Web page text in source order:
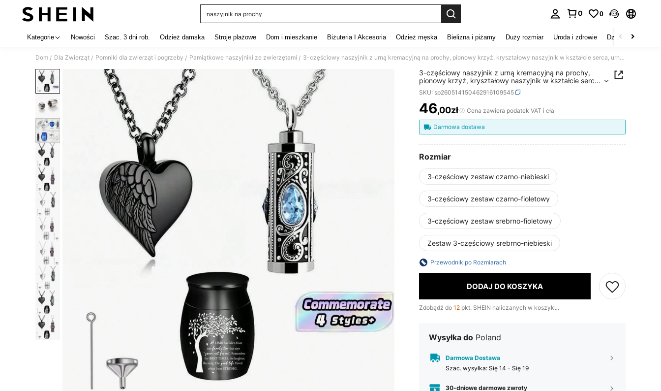
naszyjnik na prochy
0 0
Kategorie Nowości Szac. 3 dni rob. Odzież damska Stroje plażowe Dom i mieszkanie Biżuteria I Akcesoria Odzież męska Bielizna i piżamy Duży rozmiar Uroda i zdrowie Dzieci
Dom / Dla Zwierząt / Pomniki dla zwierząt i pogrzeby / Pamiątkowe naszyjniki ze zwierzętami / 3-częściowy naszyjnik z urną kremacyjną na prochy, pionowy krzyż, kryształowy naszyjnik w kształcie serca, urna ze stali nierdzewnej, wodoodporny wisiorek pamiątkowy, biżuteria kremacyjna
3-częściowy naszyjnik z urną kremacyjną na prochy,
pionowy krzyż, kryształowy naszyjnik w kształcie serca,
urna ze stali nierdzewnej, wodoodporny wisiorek
pamiątkowy, biżuteria kremacyjna
SKU: sp260514150462916109545
PRICE AND AVAILABILITY
46,00zł Cena zawiera podatek VAT i cła
Darmowa dostawa
Rozmiar
3-częściowy zestaw czarno-niebieski
3-częściowy zestaw czarno-fioletowy
3-częściowy zestaw srebrno-fioletowy
Zestaw 3-częściowy srebrno-niebieski
Przewodnik po Rozmiarach
DODAJ DO KOSZYKA
Zdobądź do 12 pkt. SHEIN naliczanych w koszyku.
Wysyłka do Poland
Darmowa Dostawa
Szac. wysyłka: Się 14 - Się 19
30-dniowe darmowe zwroty